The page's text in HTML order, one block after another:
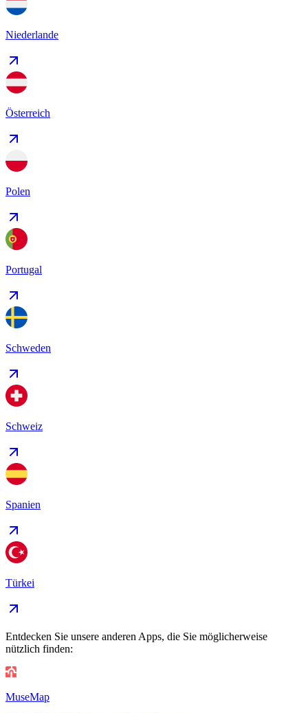
Niederlande
Österreich
Polen
Portugal
Schweden
Schweiz
Spanien
Türkei
Entdecken Sie unsere anderen Apps, die Sie möglicherweise
nützlich finden:
MuseMap